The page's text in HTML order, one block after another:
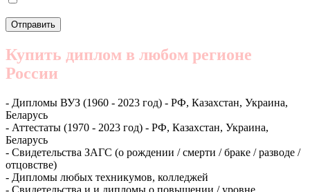
Купить диплом в любом регионе
России
- Дипломы ВУЗ (1960 - 2023 год) - РФ, Казахстан, Украина,
Беларусь
- Аттестаты (1970 - 2023 год) - РФ, Казахстан, Украина,
Беларусь
- Свидетельства ЗАГС (о рождении / смерти / браке / разводе /
отцовстве)
- Дипломы любых техникумов, колледжей
- Свидетельства и и дипломы о повышении / уровне